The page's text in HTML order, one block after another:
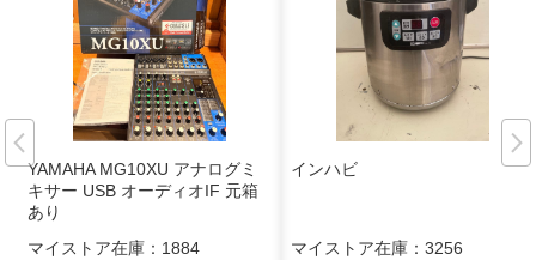
YAMAHA MG10XU アナログミ
キサー USB オーディオIF 元箱
あり
マイストア在庫： 1884
インハビ
マイストア在庫： 3256